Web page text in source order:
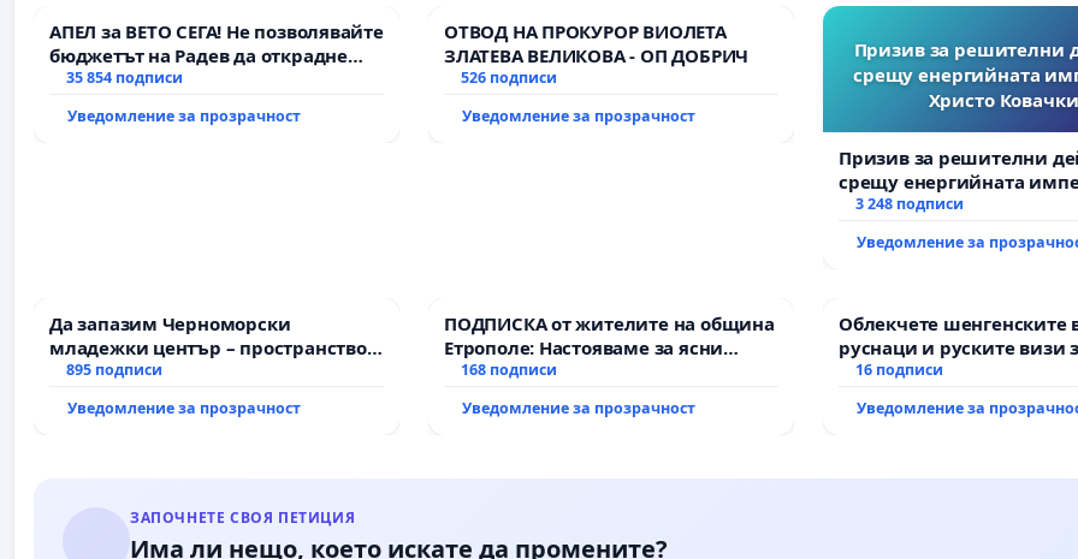
АПЕЛ за ВЕТО СЕГА! Не позволявайте
бюджетът на Радев да открадне
парите и правата ни в тъмното
35 854 подписи
Уведомление за прозрачност
ОТВОД НА ПРОКУРОР ВИОЛЕТА
ЗЛАТЕВА ВЕЛИКОВА - ОП ДОБРИЧ
526 подписи
Уведомление за прозрачност
Призив за решителни
срещу енергийната
Христо
Призив за решителни
срещу енергийната
Христо Ковачки!
3 248 подписи
Уведомление за
Да запазим Черноморски
младежки център – пространство
за младите на Варна
895 подписи
Уведомление за прозрачност
ПОДПИСКА от жителите на община
Етрополе: Настояваме за ясни
гаранции от “Елаците-МЕД” АД и от
всички екологични норми!
168 подписи
Уведомление за прозрачност
Облекчете шенгенските
руснаци и руските визи
българи
16 подписи
Уведомление за
ЗАПОЧНЕТЕ СВОЯ ПЕТИЦИЯ
Има ли нещо, което искате да промените?